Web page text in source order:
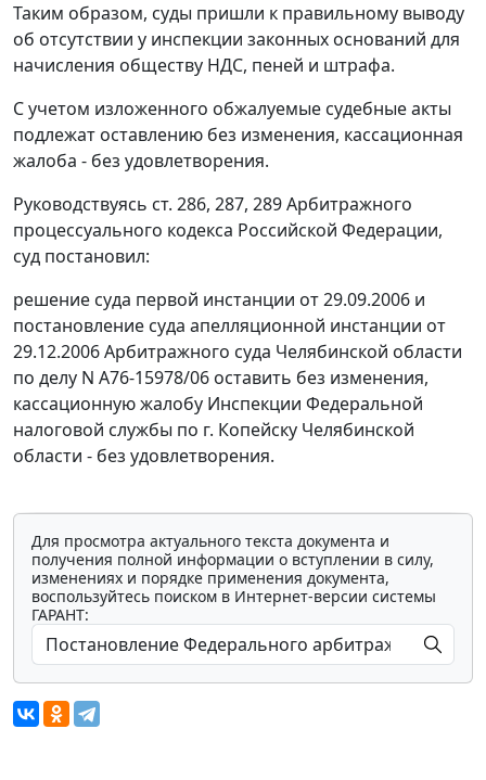
Таким образом, суды пришли к правильному выводу
об отсутствии у инспекции законных оснований для
начисления обществу НДС, пеней и штрафа.
С учетом изложенного обжалуемые судебные акты
подлежат оставлению без изменения, кассационная
жалоба - без удовлетворения.
Руководствуясь ст. 286, 287, 289Арбитражного
процессуального кодекса Российской Федерации,
суд постановил:
решение суда первой инстанции от 29.09.2006 и
постановление суда апелляционной инстанции от
29.12.2006 Арбитражного суда Челябинской области
по делу N А76-15978/06 оставить без изменения,
кассационную жалобу Инспекции Федеральной
налоговой службы по г. Копейску Челябинской
области - без удовлетворения.
Для просмотра актуального текста документа и
получения полной информации о вступлении в силу,
изменениях и порядке применения документа,
воспользуйтесь поиском в Интернет-версии системы
ГАРАНТ: